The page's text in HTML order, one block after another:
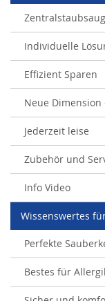
Individuelle
Effizient Sparen
Neue
Jederzeit leise
Zubehör und
Info Video
Wissenswertes
Perfekte
Bestes für